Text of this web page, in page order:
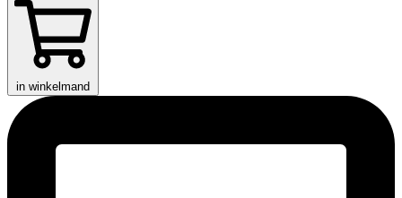
in winkelmand